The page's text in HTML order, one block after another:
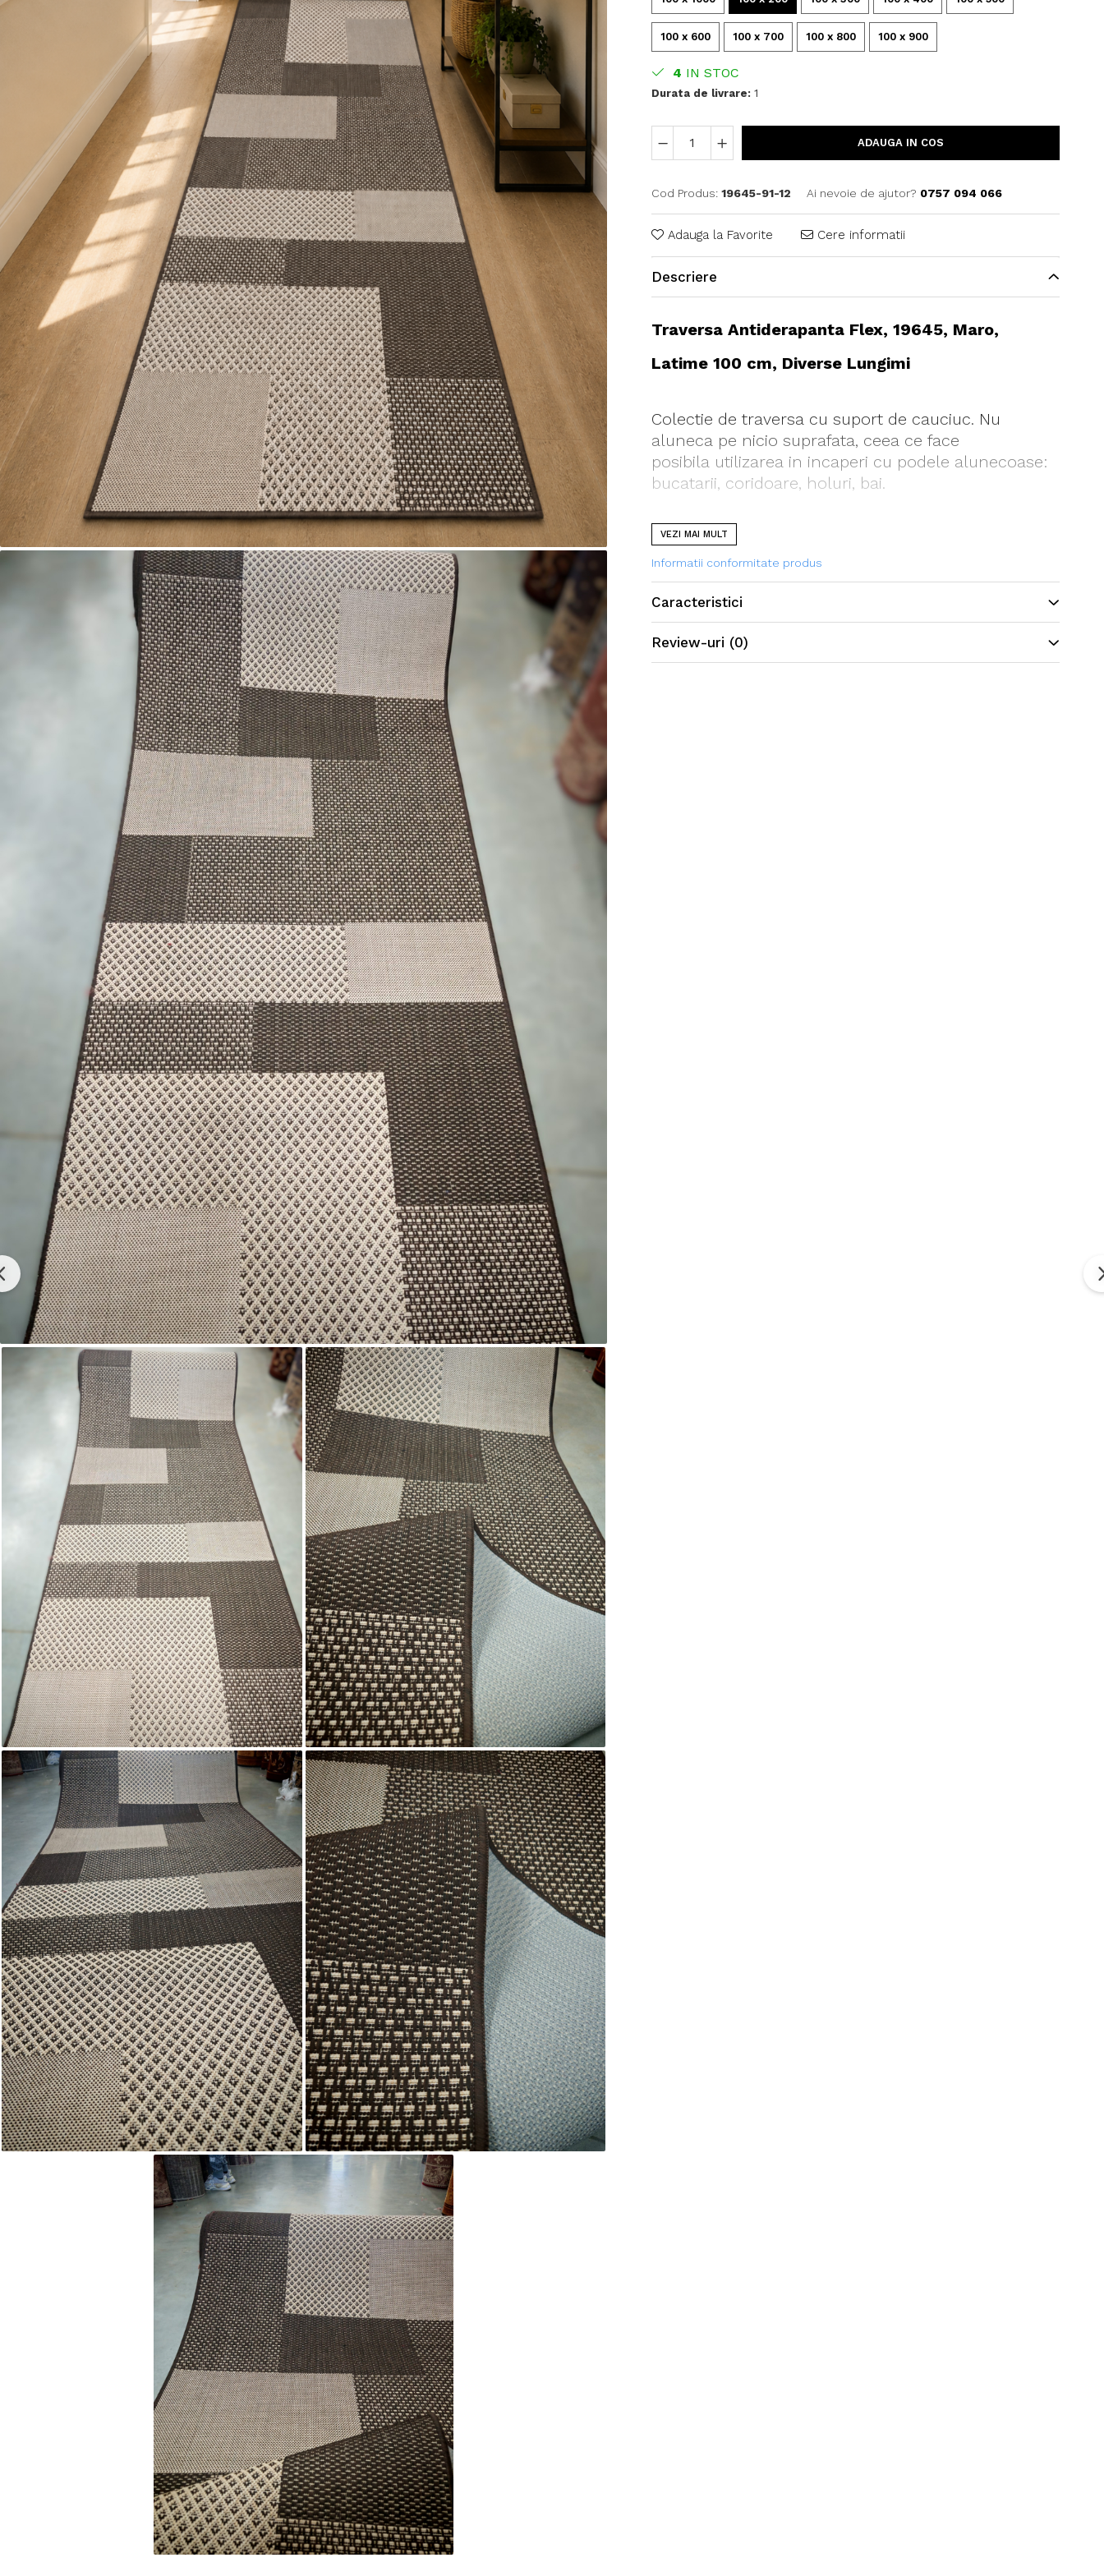
100 x 600 100 x 700 100 x 800 100 x 900
4 IN STOC
Durata de livrare:1
ADAUGA IN COS
Cod Produs: 19645-91-12 Ai nevoie de ajutor? 0757 094 066
Adauga la Favorite Cere informatii
Descriere
Traversa Antiderapanta Flex, 19645, Maro,
Latime 100 cm, Diverse Lungimi
Colectie de traversa cu suport de cauciuc. Nu
aluneca pe nicio suprafata, ceea ce face
posibila utilizarea in incaperi cu podele alunecoase:
bucatarii, coridoare, holuri, bai.
VEZI MAI MULT
Informatii conformitate produs
Caracteristici
Review-uri (0)